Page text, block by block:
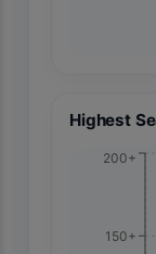
Highest
150+
200+